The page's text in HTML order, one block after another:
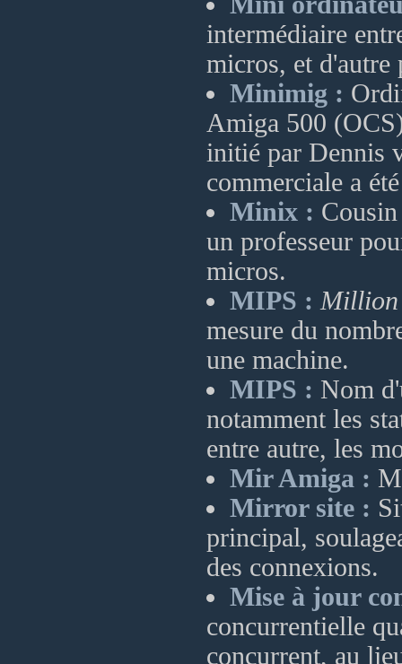
intermédiaire
micros, et d'autre
Minimig :
Amiga 500
initié par Dennis
commerciale a
Minix :
un professeur
micros.
MIPS : Million
mesure du
une machine.
MIPS : Nom
notamment les
entre autre, les
Mir Amiga :
Mirror site :
principal,
des connexions.
Mise à jour
concurrentielle
concurrent, au